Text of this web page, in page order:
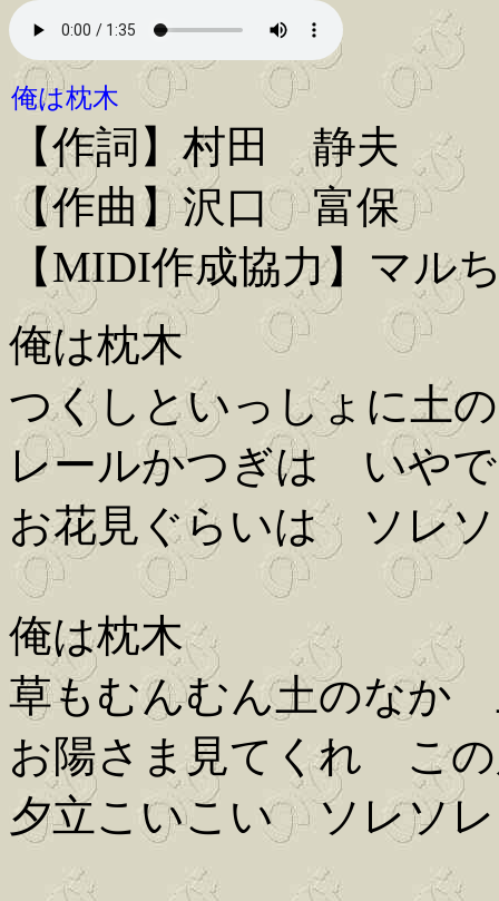
俺は枕木
【作詞】村田 静夫
【作曲】沢口 富保
【MIDI作成協力】マル
俺は枕木
つくしといっしょに土
レールかつぎは いや
お花見ぐらいは ソレ
俺は枕木
草もむんむん土のなか
お陽さま見てくれ こ
夕立こいこい ソレソ